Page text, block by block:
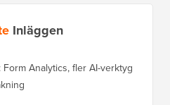
Inläggen
Analytics, fler AI-verktyg